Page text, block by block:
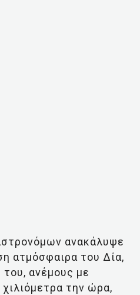
ανακάλυψε
ατμόσφαιρα του Δία,
ανέμους με
την ώρα,